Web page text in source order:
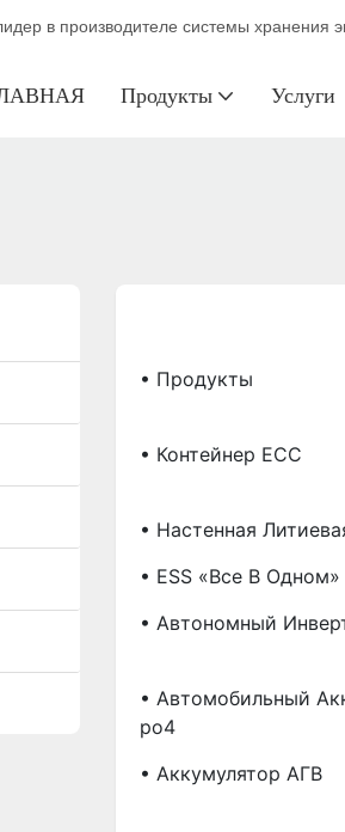
в производителе системы хранения
Продукты Услуги
• Продукты
• Контейнер ЕСС
• Настенная
• ESS «все В Одном»
• Автономный
• Автомобильный
Po4
• Аккумулятор АГВ